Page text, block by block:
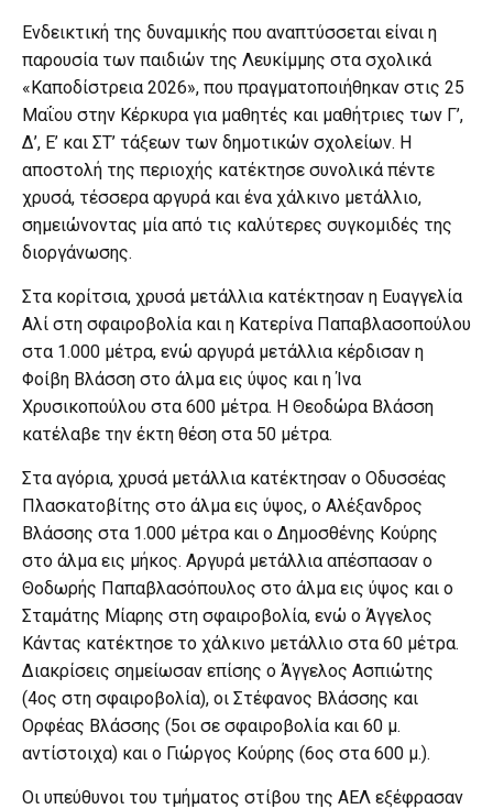
Ενδεικτική της δυναμικής που αναπτύσσεται είναι η
παρουσία των παιδιών της Λευκίμμης στα σχολικά
«Καποδίστρεια 2026», που πραγματοποιήθηκαν στις 25
Μαΐου στην Κέρκυρα για μαθητές και μαθήτριες των Γ’,
Δ’, Ε’ και ΣΤ’ τάξεων των δημοτικών σχολείων. Η
αποστολή της περιοχής κατέκτησε συνολικά πέντε
χρυσά, τέσσερα αργυρά και ένα χάλκινο μετάλλιο,
σημειώνοντας μία από τις καλύτερες συγκομιδές της
διοργάνωσης.
Στα κορίτσια, χρυσά μετάλλια κατέκτησαν η Ευαγγελία
Αλί στη σφαιροβολία και η Κατερίνα Παπαβλασοπούλου
στα 1.000 μέτρα, ενώ αργυρά μετάλλια κέρδισαν η
Φοίβη Βλάσση στο άλμα εις ύψος και η Ίνα
Χρυσικοπούλου στα 600 μέτρα. Η Θεοδώρα Βλάσση
κατέλαβε την έκτη θέση στα 50 μέτρα.
Στα αγόρια, χρυσά μετάλλια κατέκτησαν ο Οδυσσέας
Πλασκατοβίτης στο άλμα εις ύψος, ο Αλέξανδρος
Βλάσσης στα 1.000 μέτρα και ο Δημοσθένης Κούρης
στο άλμα εις μήκος. Αργυρά μετάλλια απέσπασαν ο
Θοδωρής Παπαβλασόπουλος στο άλμα εις ύψος και ο
Σταμάτης Μίαρης στη σφαιροβολία, ενώ ο Άγγελος
Κάντας κατέκτησε το χάλκινο μετάλλιο στα 60 μέτρα.
Διακρίσεις σημείωσαν επίσης ο Άγγελος Ασπιώτης
(4ος στη σφαιροβολία), οι Στέφανος Βλάσσης και
Ορφέας Βλάσσης (5οι σε σφαιροβολία και 60 μ.
αντίστοιχα) και ο Γιώργος Κούρης (6ος στα 600 μ.).
Οι υπεύθυνοι του τμήματος στίβου της ΑΕΛ εξέφρασαν